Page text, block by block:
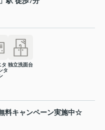
タ
タ
独立洗面台
料キャンペーン実施中☆